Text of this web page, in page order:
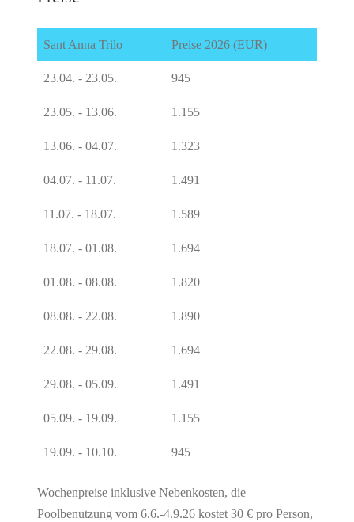
Sant Anna Trilo Preise 2026 (EUR)
23.04. - 23.05. 945
23.05. - 13.06. 1.155
13.06. - 04.07. 1.323
04.07. - 11.07. 1.491
11.07. - 18.07. 1.589
18.07. - 01.08. 1.694
01.08. - 08.08. 1.820
08.08. - 22.08. 1.890
22.08. - 29.08. 1.694
29.08. - 05.09. 1.491
05.09. - 19.09. 1.155
19.09. - 10.10. 945
Wochenpreise inklusive Nebenkosten, die
Poolbenutzung vom 6.6.-4.9.26 kostet 30 € pro Person,